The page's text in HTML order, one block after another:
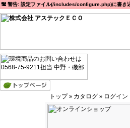
警告: 設定ファイル(/includes/configure.php)に書
トップ» カタログ » ログイン